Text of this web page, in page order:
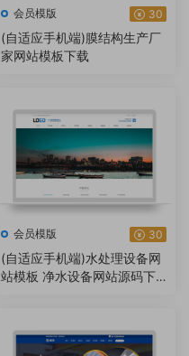
会员模版 30
(自适应手机端)膜结构生产厂
家网站模板下载
会员模版 30
(自适应手机端)水处理设备网
站模板 净水设备网站源码下